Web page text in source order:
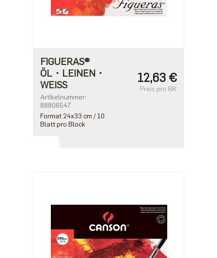
FIGUERAS®
ÖL・LEINEN・
WEISS
Artikelnummer:
88806547
Format 24x33 cm / 10
Blatt pro Block
12,63 €
Preis pro BK